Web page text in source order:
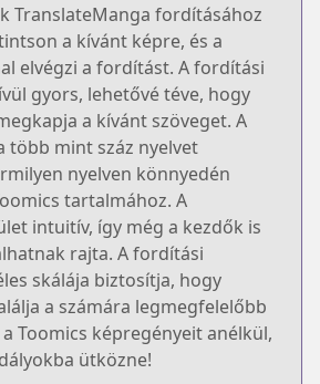
TranslateManga fordításához
a kívánt képre, és a
elvégzi a fordítást. A fordítási
gyors, lehetővé téve, hogy
a kívánt szöveget. A
több mint száz nyelvet
nyelven könnyedén
tartalmához. A
intuitív, így még a kezdők is
rajta. A fordítási
skálája biztosítja, hogy
a számára legmegfelelőbb
a Toomics képregényeit anélkül,
ütközne!